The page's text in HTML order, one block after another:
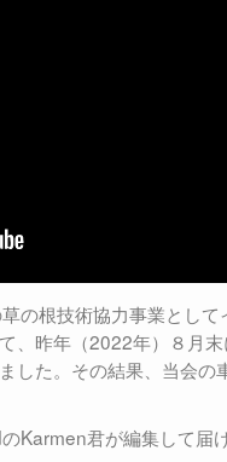
の根技術協力事業とし
、昨年（2022年）８月
した。その結果、当会
君が編集して届け